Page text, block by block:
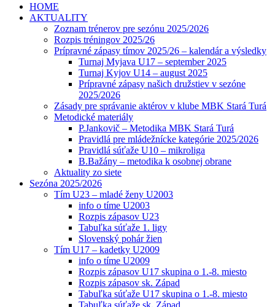
HOME
AKTUALITY
Zoznam trénerov pre sezónu 2025/2026
Rozpis tréningov 2025/26
Prípravné zápasy tímov 2025/26 – kalendár a výsledky
Turnaj Myjava U17 – september 2025
Turnaj Kyjov U14 – august 2025
Prípravné zápasy našich družstiev v sezóne
2025/2026
Zásady pre správanie aktérov v klube MBK Stará Turá
Metodické materiály
P.Jankovič – Metodika MBK Stará Turá
Pravidlá pre mládežnícke kategórie 2025/2026
Pravidlá súťaže U10 – mikroliga
B.Bažány – metodika k osobnej obrane
Aktuality zo siete
Sezóna 2025/2026
Tím U23 – mladé ženy U2003
info o tíme U2003
Rozpis zápasov U23
Tabuľka súťaže 1. ligy
Slovenský pohár žien
Tím U17 – kadetky U2009
info o tíme U2009
Rozpis zápasov U17 skupina o 1.-8. miesto
Rozpis zápasov sk. Západ
Tabuľka súťaže U17 skupina o 1.-8. miesto
Tabuľka súťaže sk. Západ